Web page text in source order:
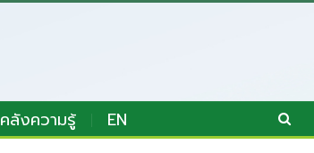
คลังความรู้ EN